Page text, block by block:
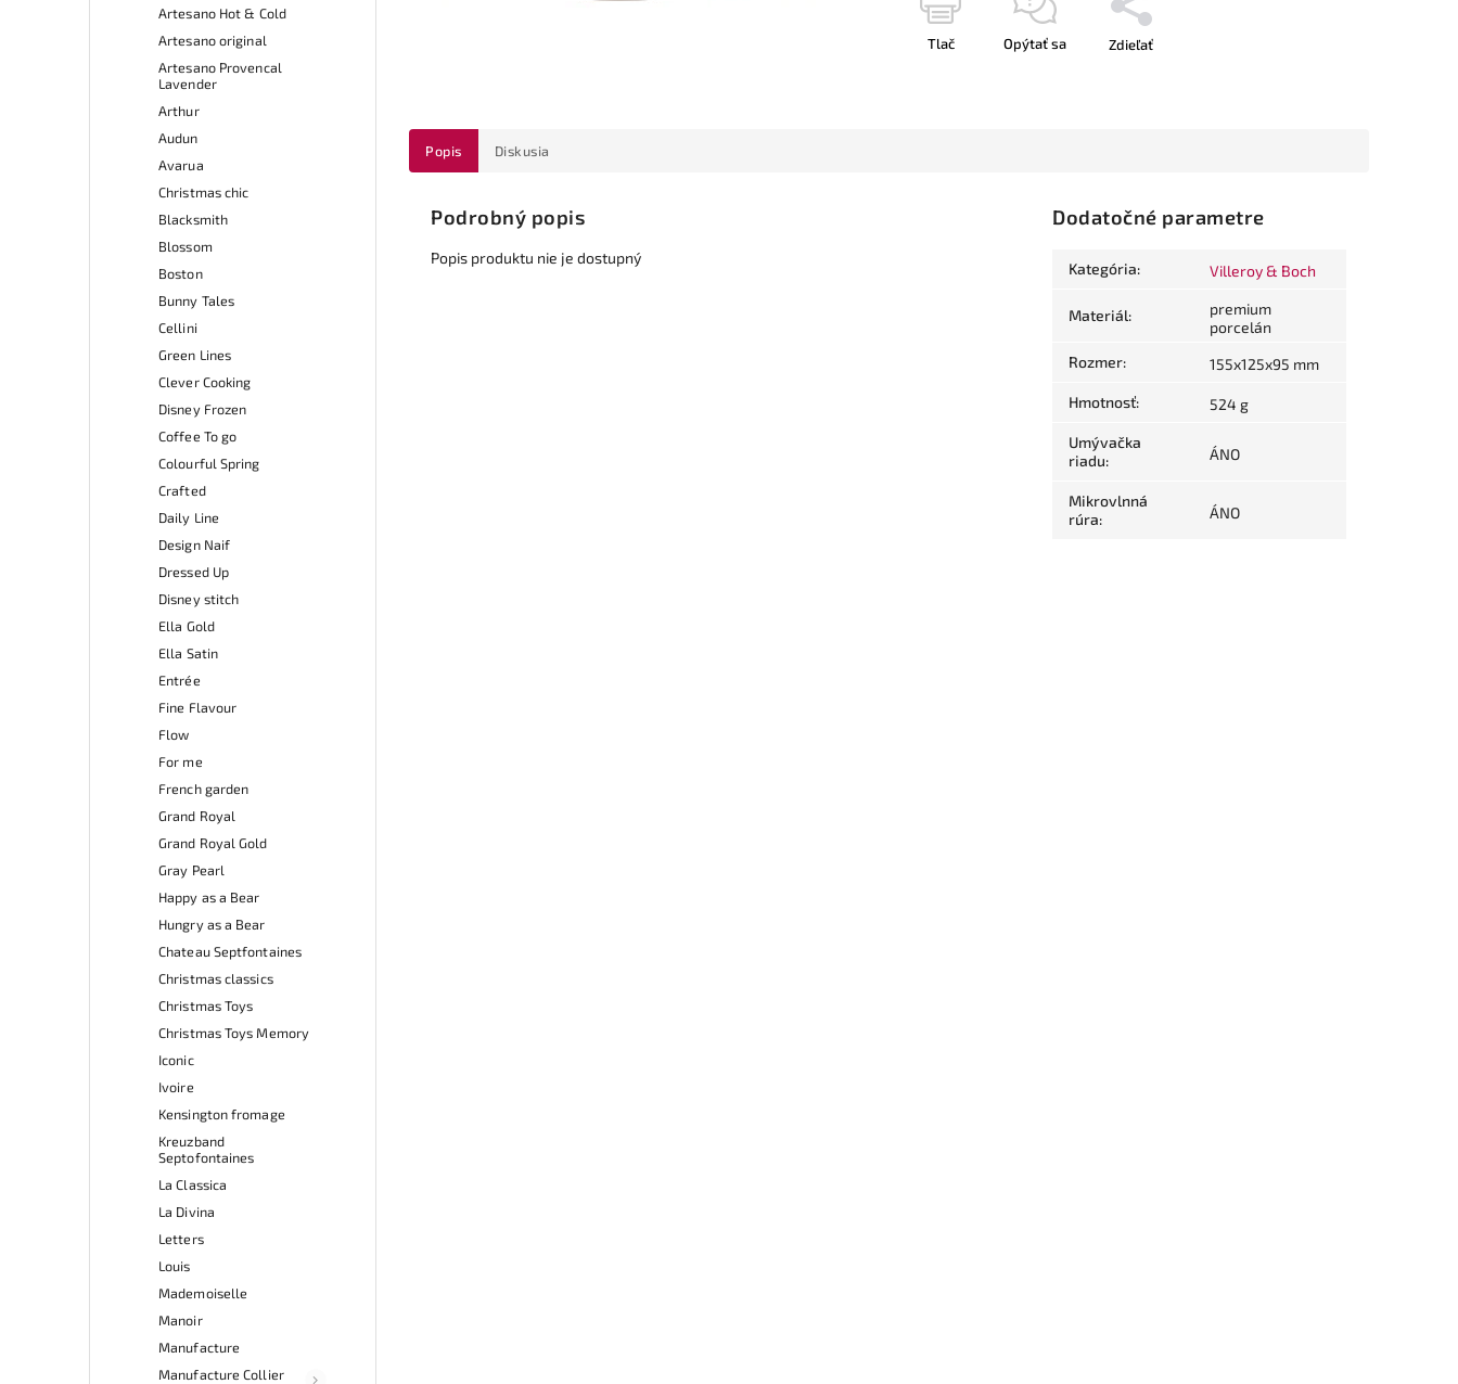
Artesano Hot & Cold
Artesano original
Artesano Provencal
Lavender
Arthur
Audun
Avarua
Christmas chic
Blacksmith
Blossom
Boston
Bunny Tales
Cellini
Green Lines
Clever Cooking
Disney Frozen
Coffee To go
Colourful Spring
Crafted
Daily Line
Design Naif
Dressed Up
Disney stitch
Ella Gold
Ella Satin
Entrée
Fine Flavour
Flow
For me
French garden
Grand Royal
Grand Royal Gold
Gray Pearl
Happy as a Bear
Hungry as a Bear
Chateau Septfontaines
Christmas classics
Christmas Toys
Christmas Toys Memory
Iconic
Ivoire
Kensington fromage
Kreuzband
Septofontaines
La Classica
La Divina
Letters
Louis
Mademoiselle
Manoir
Manufacture
Manufacture Collier
Tlač Opýtať sa Zdieľať
Popis Diskusia
Podrobný popis
Popis produktu nie je dostupný
Dodatočné parametre
Kategória: Villeroy & Boch
Materiál:
premium
porcelán
Rozmer: 155x125x95 mm
Hmotnosť: 524 g
Umývačka
riadu: ÁNO
Mikrovlnná
rúra: ÁNO